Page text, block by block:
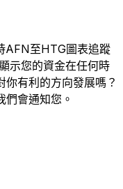
AFN至HTG圖表追蹤
示您的資金在任何時
有利的方向發展嗎？
會通知您。